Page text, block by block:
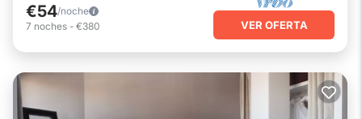
€54/noche
7 noches - €380 VER OFERTA